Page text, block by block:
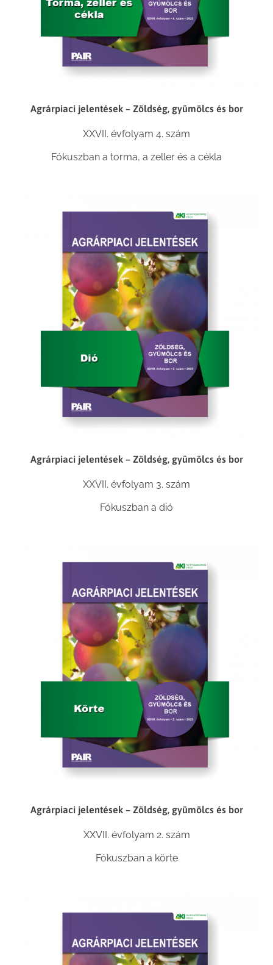
Agrárpiaci jelentések – Zöldség, gyümölcs és bor
XXVII. évfolyam 4. szám
Fókuszban a torma, a zeller és a cékla
Agrárpiaci jelentések – Zöldség, gyümölcs és bor
XXVII. évfolyam 3. szám
Fókuszban a dió
Agrárpiaci jelentések – Zöldség, gyümölcs és bor
XXVII. évfolyam 2. szám
Fókuszban a körte